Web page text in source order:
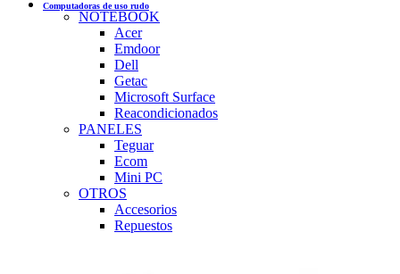
Computadoras de uso rudo
NOTEBOOK
Acer
Emdoor
Dell
Getac
Microsoft Surface
Reacondicionados
PANELES
Teguar
Ecom
Mini PC
OTROS
Accesorios
Repuestos